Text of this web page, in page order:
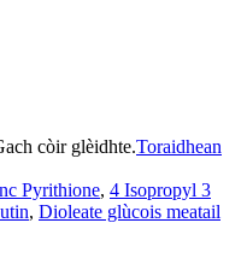
còir glèidhte.Toraidhean
Pyrithione, 4 Isopropyl 3
, Dioleate glùcois meatail